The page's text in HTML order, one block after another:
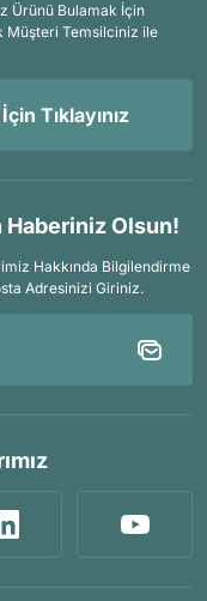
Ürünü Bulamak İçin
Müşteri Temsilciniz ile
Tıklayınız
Haberiniz Olsun!
Hakkında Bilgilendirme
Adresinizi Giriniz.